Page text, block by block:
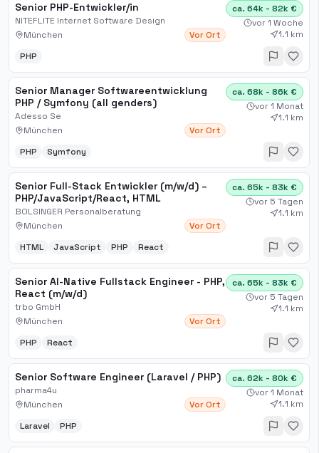
Senior PHP-Entwickler/in
NITEFLITE Internet Software Design
München
Vor Ort
ca. 64k - 82k €
vor 1 Woche
1.1 km
PHP
Senior Manager Softwareentwicklung
PHP / Symfony (all genders)
Adesso Se
München
Vor Ort
ca. 68k - 86k €
vor 1 Monat
1.1 km
PHP Symfony
Senior Full-Stack Entwickler (m/w/d) –
PHP/JavaScript/React, HTML
BOLSINGER Personalberatung
München
Vor Ort
ca. 65k - 83k €
vor 5 Tagen
1.1 km
HTML JavaScript PHP React
Senior AI-Native Fullstack Engineer - PHP,
React (m/w/d)
trbo GmbH
München
Vor Ort
ca. 65k - 83k €
vor 5 Tagen
1.1 km
PHP React
Senior Software Engineer (Laravel / PHP)
pharma4u
München
Vor Ort
ca. 62k - 80k €
vor 1 Monat
1.1 km
Laravel
PHP